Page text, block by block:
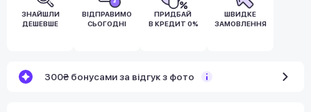
ЗНАЙШЛИ
ДЕШЕВШЕ
ВІДПРАВИМО
СЬОГОДНІ
ПРИДБАЙ
В КРЕДИТ 0%
ШВИДКЕ
ЗАМОВЛЕННЯ
300₴ бонусами за відгук з фото